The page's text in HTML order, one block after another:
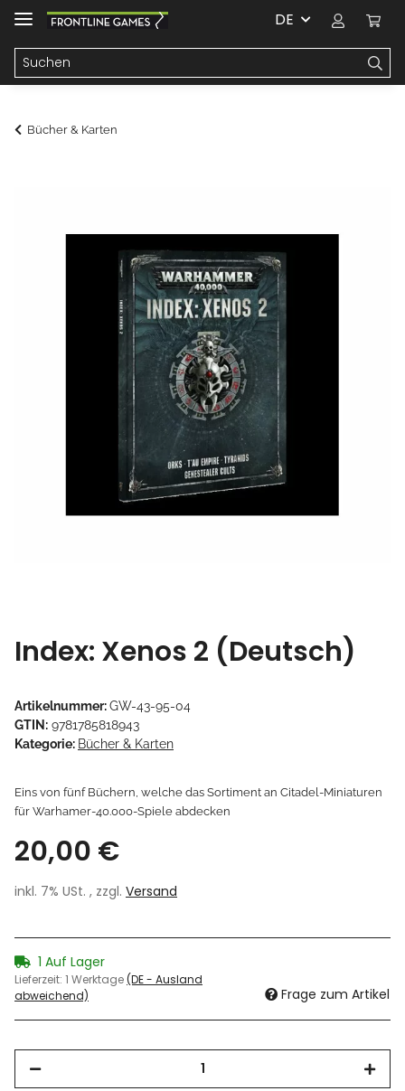
DE
Bücher & Karten
Index: Xenos 2 (Deutsch)
Artikelnummer:GW-43-95-04
GTIN: 9781785818943
Kategorie: Bücher & Karten
Eins von fünf Büchern, welche das Sortiment an Citadel-Miniaturen
für Warhamer-40.000-Spiele abdecken
20,00 €
inkl. 7% USt. , zzgl. Versand
1 Auf Lager
Lieferzeit: 1 Werktage(DE - Ausland
abweichend)
Frage zum Artikel